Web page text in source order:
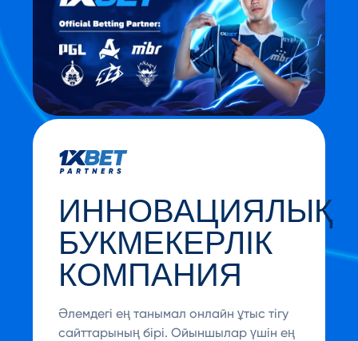
ИННОВАЦИЯЛЫҚ
БУКМЕКЕРЛІК
КОМПАНИЯ
Әлемдегі ең танымал онлайн ұтыс тігу
сайттарының бірі. Ойыншылар үшін ең